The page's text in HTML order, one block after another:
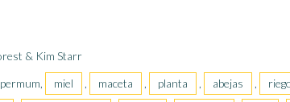
& Kim Starr
miel , maceta , planta , abejas ,